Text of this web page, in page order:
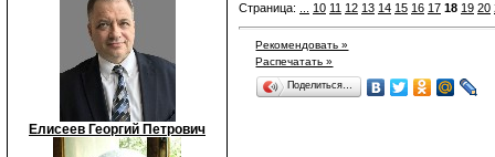
Елисеев Георгий Петрович
Страница: 10 11 12 13 14 15 16 17 18 19 20
Рекомендовать »
Распечатать »
Поделиться…